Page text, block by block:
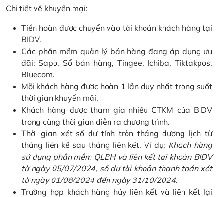
Chi tiết về khuyến mại:
Tiền hoàn được chuyển vào tài khoản khách hàng tại
BIDV.
Các phần mềm quản lý bán hàng đang áp dụng ưu
đãi: Sapo, Sổ bán hàng, Tingee, Ichiba, Tiktakpos,
Bluecom.
Mỗi khách hàng được hoàn 1 lần duy nhất trong suốt
thời gian khuyến mãi.
Khách hàng được tham gia nhiều CTKM của BIDV
trong cùng thời gian diễn ra chương trình.
Thời gian xét số dư tính tròn tháng dương lịch từ
tháng liền kề sau tháng liên kết. Ví dụ: Khách hàng
sử dụng phần mềm QLBH và liên kết tài khoản BIDV
từ ngày 05/07/2024, số dư tài khoản thanh toán xét
từ ngày 01/08/2024 đến ngày 31/10/2024.
Trường hợp khách hàng hủy liên kết và liên kết lại